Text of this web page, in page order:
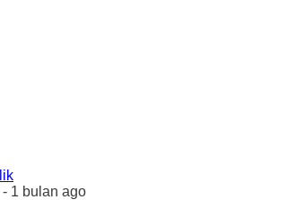
- 1 bulan ago